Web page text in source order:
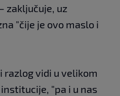
zaključuje, uz
"čije je ovo maslo i
razlog vidi u velikom
"pa i u nas